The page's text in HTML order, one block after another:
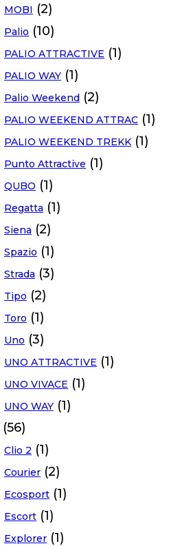
MOBI (2)
Palio (10)
PALIO ATTRACTIVE (1)
PALIO WAY (1)
Palio Weekend (2)
PALIO WEEKEND ATTRAC (1)
PALIO WEEKEND TREKK (1)
Punto Attractive (1)
QUBO (1)
Regatta (1)
Siena (2)
Spazio (1)
Strada (3)
Tipo (2)
Toro (1)
Uno (3)
UNO ATTRACTIVE (1)
UNO VIVACE (1)
UNO WAY (1)
(56)
Clio 2 (1)
Courier (2)
Ecosport (1)
Escort (1)
Explorer (1)